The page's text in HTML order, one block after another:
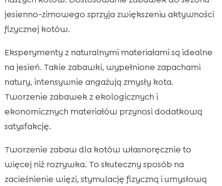
jesienno-zimowego sprzyja zwiększeniu aktywności
fizycznej kotów.
Eksperymenty z naturalnymi materiałami są idealne
na jesień. Takie zabawki, wypełnione zapachami
natury, intensywnie angażują zmysły kota.
Tworzenie zabawek z ekologicznych i
ekonomicznych materiałów przynosi dodatkową
satysfakcję.
Tworzenie zabaw dla kotów własnoręcznie to
więcej niż rozrywka. To skuteczny sposób na
zacieśnienie więzi, stymulację fizyczną i umysłową